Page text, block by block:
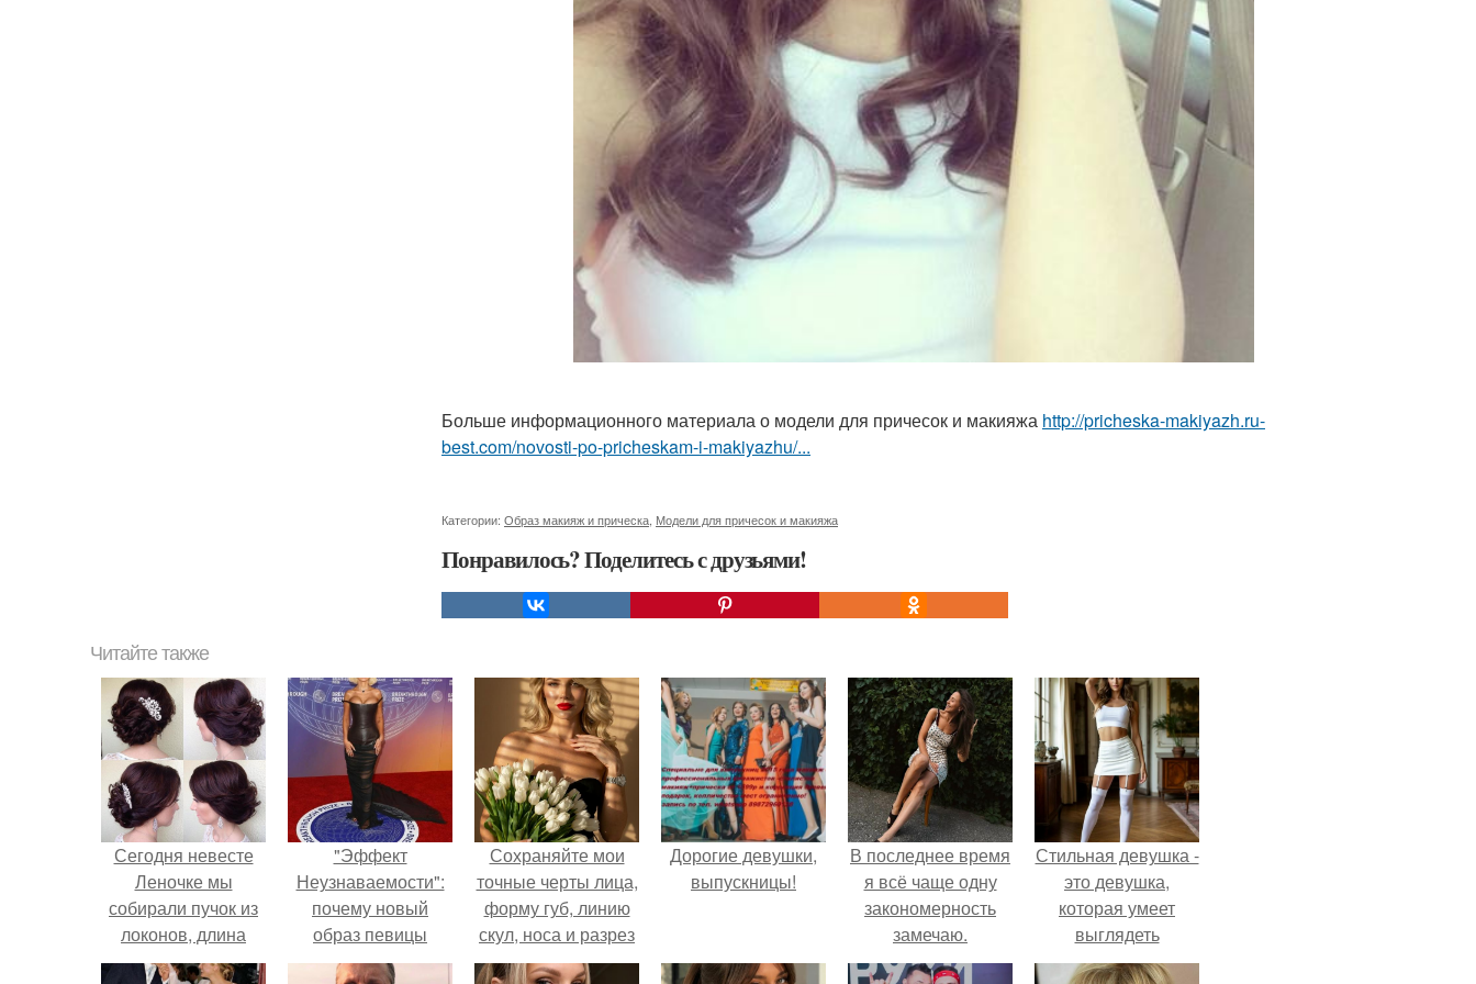
Больше информационного материала о модели для причесок и макияжа http://pricheska-makiyazh.ru-
best.com/novosti-po-pricheskam-i-makiyazhu/...
Категории: Образ макияж и прическа Модели для причесок и макияжа
Понравилось? Поделитесь с друзьями!
Читайте также
Сегодня невесте
Леночке мы
собирали пучок из
локонов, длина
совсем немного
"Эффект
Неузнаваемости":
почему новый
образ певицы
вызвал споры о
Сохраняйте мои
точные черты лица,
форму губ, линию
скул, носа и разрез
глаз.
Дорогие девушки,
выпускницы!
В последнее время
я всё чаще одну
закономерность
замечаю.
Стильная девушка -
это девушка,
которая умеет
выглядеть
привлекательно и